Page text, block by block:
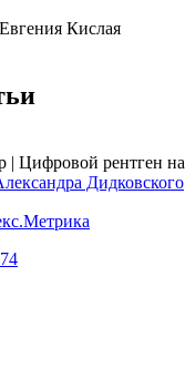
Кислая
Дидковского